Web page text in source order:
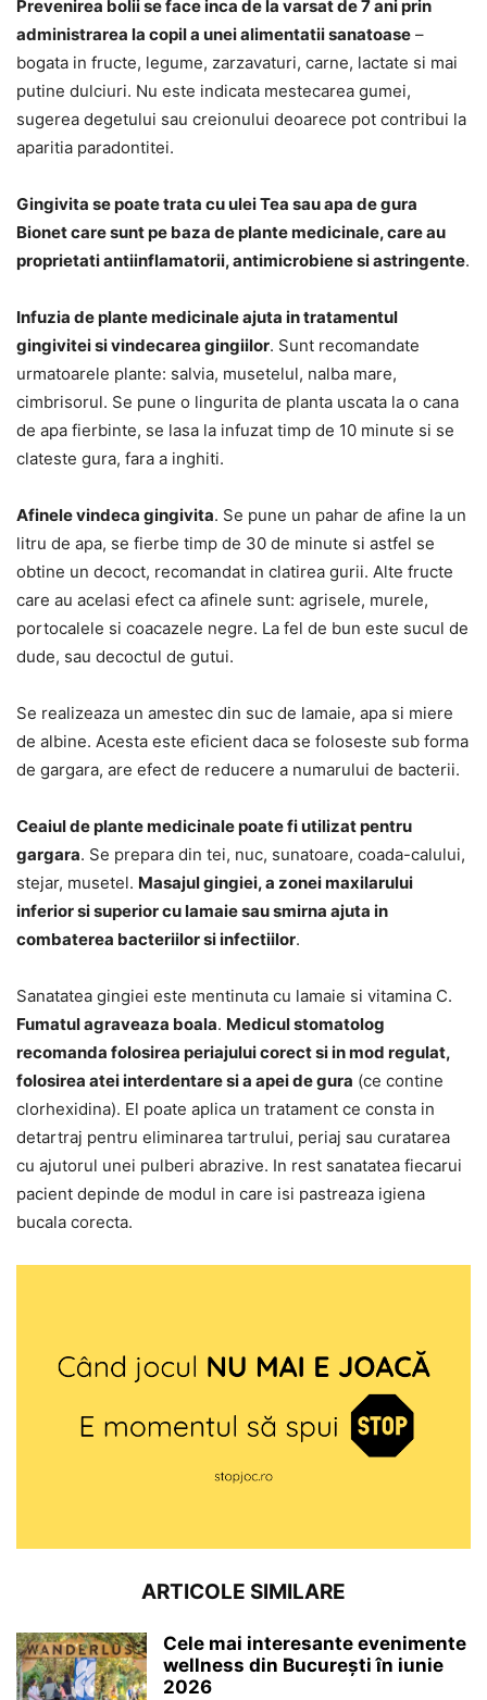
Prevenirea bolii se face inca de la varsat de 7 ani prin
administrarea la copil a unei alimentatii sanatoase –
bogata in fructe, legume, zarzavaturi, carne, lactate si mai
putine dulciuri. Nu este indicata mestecarea gumei,
sugerea degetului sau creionului deoarece pot contribui la
aparitia paradontitei.
Gingivita se poate trata cu ulei Tea sau apa de gura
Bionet care sunt pe baza de plante medicinale, care au
proprietati antiinflamatorii, antimicrobiene si astringente.
Infuzia de plante medicinale ajuta in tratamentul
gingivitei si vindecarea gingiilor. Sunt recomandate
urmatoarele plante: salvia, musetelul, nalba mare,
cimbrisorul. Se pune o lingurita de planta uscata la o cana
de apa fierbinte, se lasa la infuzat timp de 10 minute si se
clateste gura, fara a inghiti.
Afinele vindeca gingivita. Se pune un pahar de afine la un
litru de apa, se fierbe timp de 30 de minute si astfel se
obtine un decoct, recomandat in clatirea gurii. Alte fructe
care au acelasi efect ca afinele sunt: agrisele, murele,
portocalele si coacazele negre. La fel de bun este sucul de
dude, sau decoctul de gutui.
Se realizeaza un amestec din suc de lamaie, apa si miere
de albine. Acesta este eficient daca se foloseste sub forma
de gargara, are efect de reducere a numarului de bacterii.
Ceaiul de plante medicinale poate fi utilizat pentru
gargara. Se prepara din tei, nuc, sunatoare, coada-calului,
stejar, musetel. Masajul gingiei, a zonei maxilarului
inferior si superior cu lamaie sau smirna ajuta in
combaterea bacteriilor si infectiilor.
Sanatatea gingiei este mentinuta cu lamaie si vitamina C.
Fumatul agraveaza boala. Medicul stomatolog
recomanda folosirea periajului corect si in mod regulat,
folosirea atei interdentare si a apei de gura (ce contine
clorhexidina). El poate aplica un tratament ce consta in
detartraj pentru eliminarea tartrului, periaj sau curatarea
cu ajutorul unei pulberi abrazive. In rest sanatatea fiecarui
pacient depinde de modul in care isi pastreaza igiena
bucala corecta.
ARTICOLE SIMILARE
Cele mai interesante evenimente
wellness din București în iunie
2026